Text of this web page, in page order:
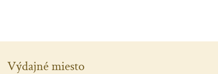
Výdajné miesto